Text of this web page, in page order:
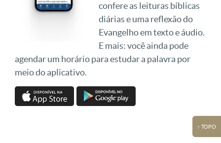
confere as leituras bíblicas
diárias e uma reflexão do
Evangelho em texto e áudio.
E mais: você ainda pode
agendar um horário para estudar a palavra por
meio do aplicativo.
↑ TOPO